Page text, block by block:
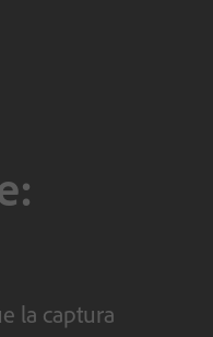
la captura